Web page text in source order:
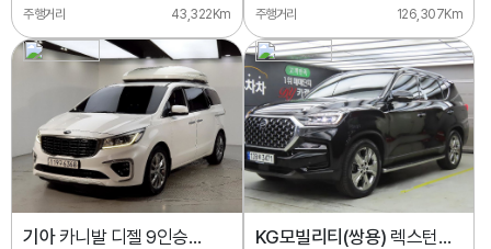
주행거리
43,322Km
주행거리
126,307Km
기아카니발 디젤 9인승
KG모빌리티(쌍용) 렉스턴